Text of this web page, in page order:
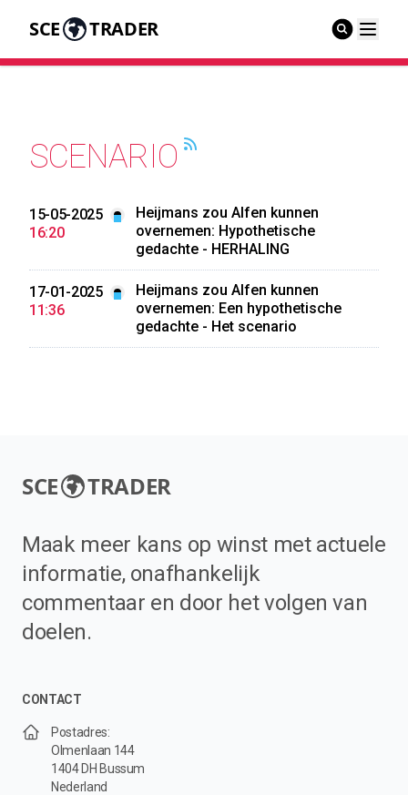
SCE TRADER
SCENARIO
15-05-2025
16:20
Heijmans zou Alfen kunnen
overnemen: Hypothetische
gedachte - HERHALING
17-01-2025
11:36
Heijmans zou Alfen kunnen
overnemen: Een hypothetische
gedachte - Het scenario
SCE TRADER
Maak meer kans op winst met actuele
informatie, onafhankelijk
commentaar en door het volgen van
doelen.
CONTACT
Postadres:
Olmenlaan 144
1404 DH Bussum
Nederland